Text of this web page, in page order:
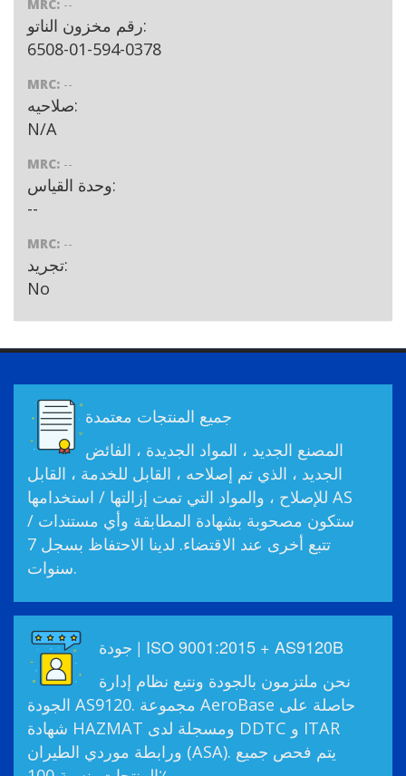
MRC: --
رقم مخزون الناتو:
6508-01-594-0378
MRC: --
صلاحيه:
N/A
MRC: --
وحدة القياس:
--
MRC: --
تجريد:
No
جميع المنتجات معتمدة
المصنع الجديد ، المواد الجديدة ، الفائض
الجديد ، الذي تم إصلاحه ، القابل للخدمة ، القابل
للإصلاح ، والمواد التي تمت إزالتها / استخدامها AS
ستكون مصحوبة بشهادة المطابقة وأي مستندات /
تتبع أخرى عند الاقتضاء. لدينا الاحتفاظ بسجل 7
سنوات.
جودة | ISO 9001:2015 + AS9120B
نحن ملتزمون بالجودة ونتبع نظام إدارة
الجودة AS9120. مجموعة AeroBase حاصلة على
شهادة HAZMAT ومسجلة لدى DDTC و ITAR
ورابطة موردي الطيران (ASA). يتم فحص جميع